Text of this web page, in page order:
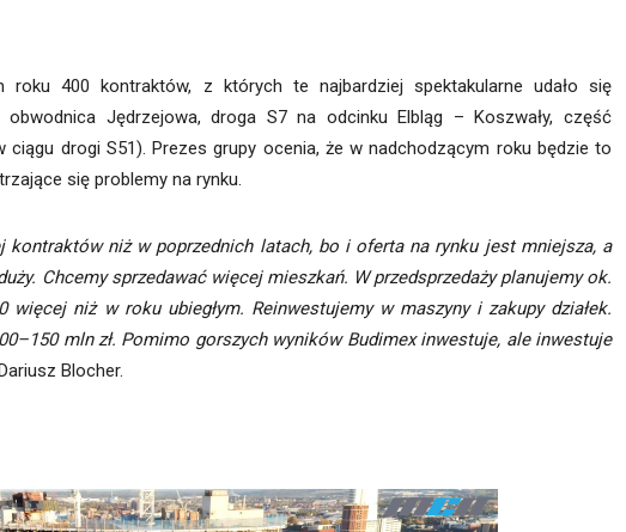
roku 400 kontraktów, z których te najbardziej spektakularne udało się
Jędrzejowa, droga S7 na odcinku Elbląg – Koszwały, część
ciągu drogi S51). Prezes grupy ocenia, że w nadchodzącym roku będzie to
się problemy na rynku.
kontraktów niż w poprzednich latach, bo i oferta na rynku jest mniejsza, a
Chcemy sprzedawać więcej mieszkań. W przedsprzedaży planujemy ok.
niż w roku ubiegłym. Reinwestujemy w maszyny i zakupy działek.
mln zł. Pomimo gorszych wyników Budimex inwestuje, ale inwestuje
Blocher.